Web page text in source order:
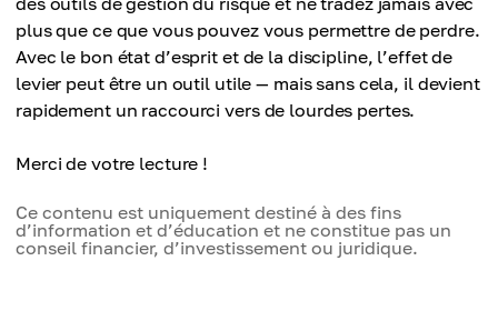
plus que ce que vous pouvez vous permettre de perdre.
Avec le bon état d’esprit et de la discipline, l’effet de
levier peut être un outil utile — mais sans cela, il devient
rapidement un raccourci vers de lourdes pertes.
Merci de votre lecture !
Ce contenu est uniquement destiné à des fins
d’information et d’éducation et ne constitue pas un
conseil financier, d’investissement ou juridique.